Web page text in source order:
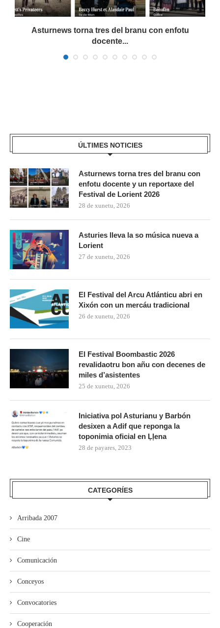
Asturnews torna tres del branu con enfotu
docente...
ÚLTIMES NOTICIES
Asturnews torna tres del branu con
enfotu docente y un reportaxe del
Festival de Lorient 2026
28 de xunetu, 2026
Asturies lleva la so música nueva a
Lorient
27 de xunetu, 2026
El Festival del Arcu Atlánticu abri en
Xixón con un mercáu tradicional
26 de xunetu, 2026
El Festival Boombastic 2026
revalidaotru bon añu con decenes de
miles d’asistentes
25 de xunetu, 2026
Iniciativa pol Asturianu y Barbón
desixen a Adif que reponga la
toponimia oficial en Ḷḷena
28 de payares, 2023
CATEGORÍES
Arribada 2007
Cine
Comunicación
Conceyos
Convocatories
Cooperación